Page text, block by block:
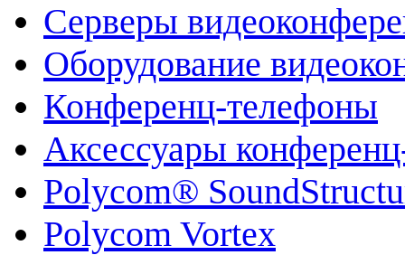
Серверы
Оборудование
Конференц-телефоны
Аксессуары
Polycom®
Polycom Vortex